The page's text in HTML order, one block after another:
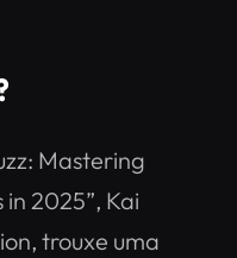
Mastering
2025”, Kai
trouxe uma